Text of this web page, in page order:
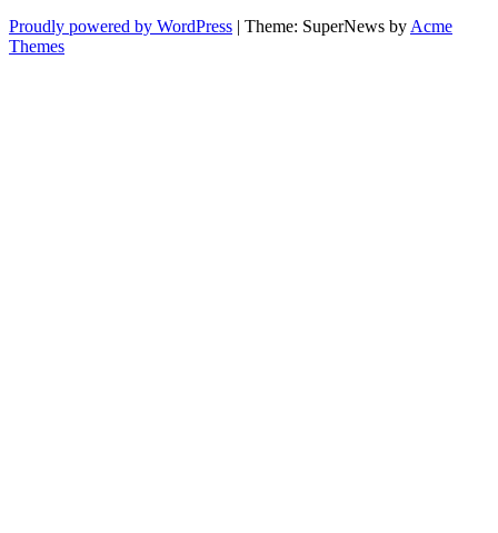
Proudly powered by WordPress | Theme: SuperNews by Acme
Themes